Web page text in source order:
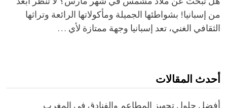
من إسبانيا! بشواطئها الجميلة ومأكولاتها الرائعة وتراثها
الثقافي الغني، تعد إسبانيا وجهة ممتازة لأي …
أحدث المقالات
أفضل حلول تجهيز المطاعم والفنادق في المغرب